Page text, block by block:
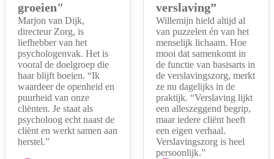
groeien"
Marjon van Dijk,
directeur Zorg, is
liefhebber van het
psychologenvak. Het is
vooral de doelgroep die
haar blijft boeien. “Ik
waardeer de openheid en
puurheid van onze
cliënten. Je staat als
psycholoog echt naast de
cliënt en werkt samen aan
herstel.”
verslaving”
Willemijn hield altijd al
van puzzelen én van het
menselijk lichaam. Hoe
mooi dat samenkomt in
de functie van basisarts in
de verslavingszorg, merkt
ze nu dagelijks in de
praktijk. “Verslaving lijkt
een alleszeggend begrip,
maar iedere cliënt heeft
een eigen verhaal.
Verslavingszorg is heel
persoonlijk.”